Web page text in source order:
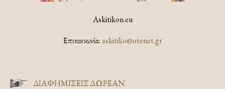
Askitikon.eu
Επικοινωνία:askitiko@otenet.gr
ΔΙΑΦΗΜΊΣΕΙΣ ΔΩΡΕΆΝ